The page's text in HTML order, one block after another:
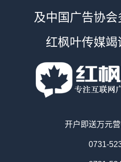
及中国广告协
红枫叶传媒
开户即送万元
0731-